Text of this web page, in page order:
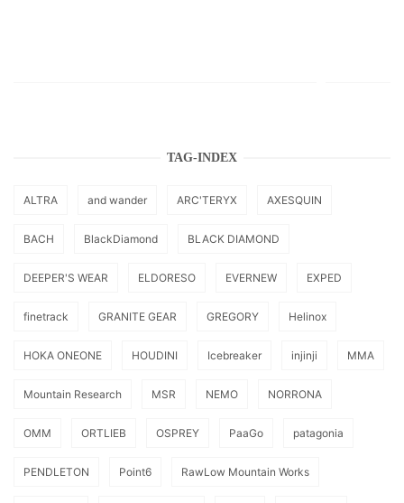
TAG-INDEX
ALTRA and wander ARC'TERYX AXESQUIN
BACH BlackDiamond BLACK DIAMOND
DEEPER'S WEAR ELDORESO EVERNEW EXPED
finetrack GRANITE GEAR GREGORY Helinox
HOKA ONEONE HOUDINI Icebreaker injinji MMA
Mountain Research MSR NEMO NORRONA
OMM ORTLIEB OSPREY PaaGo patagonia
PENDLETON Point6 RawLow Mountain Works